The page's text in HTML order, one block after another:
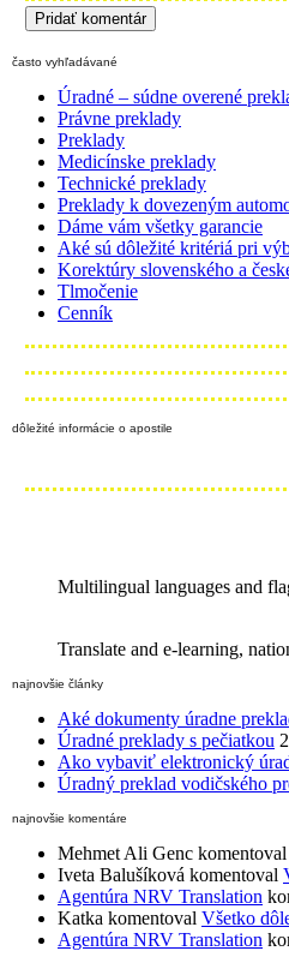
často vyhľadávané
Úradné – súdne overené
Právne preklady
Preklady
Medicínske preklady
Technické preklady
Preklady k dovezeným
Dáme vám všetky garancie
Aké sú dôležité kritériá pri
Korektúry slovenského a
Tlmočenie
Cenník
dôležité informácie o apostile
Multilingual languages and
Translate and e-learning,
najnovšie články
Aké dokumenty úradne
Úradné preklady s pečiatkou
Ako vybaviť elektronický
Úradný preklad vodičského
najnovšie komentáre
Mehmet Ali Genc komentoval
Iveta Balušíková komentoval
Agentúra NRV Translation
Katka komentoval Všetko
Agentúra NRV Translation